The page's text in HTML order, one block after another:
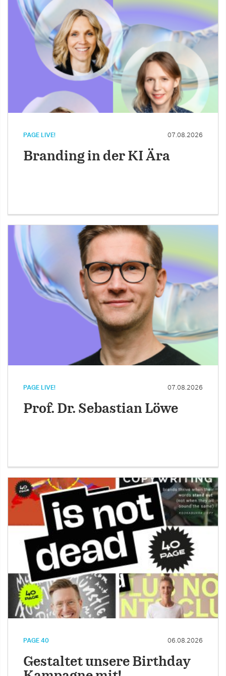
PAGE LIVE! 07.08.2026
Branding in der KI Ära
PAGE LIVE! 07.08.2026
Prof. Dr. Sebastian Löwe
PAGE 40 06.08.2026
Gestaltet unsere Birthday